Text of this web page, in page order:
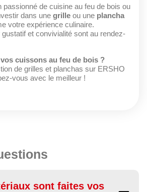
de cuisine au feu de bois ou
dans une grille ou une plancha
votre expérience culinaire.
et convivialité sont au rendez-
cuissons au feu de bois ?
de grilles et planchas sur ERSHO
vous avec le meilleur !
sont faites vos